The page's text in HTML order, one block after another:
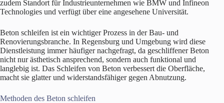
zudem Standort für Industrieunternehmen wie BMW und Infineon
Technologies und verfügt über eine angesehene Universität.
Beton schleifen ist ein wichtiger Prozess in der Bau- und
Renovierungsbranche. In Regensburg und Umgebung wird diese
Dienstleistung immer häufiger nachgefragt, da geschliffener Beton
nicht nur ästhetisch ansprechend, sondern auch funktional und
langlebig ist. Das Schleifen von Beton verbessert die Oberfläche,
macht sie glatter und widerstandsfähiger gegen Abnutzung.
Methoden des Beton schleifen